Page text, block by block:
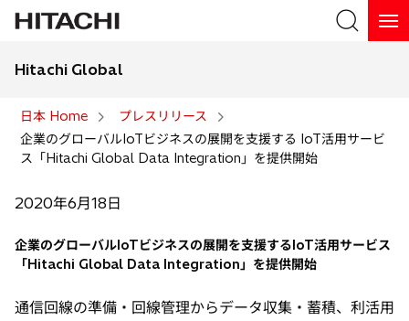
検索
Hitachi Global
日本 Home
プレスリリース
企業のグローバルIoTビジネスの展開を支援する IoT活用サービ
ス「Hitachi Global Data Integration」を提供開始
2020年6月18日
企業のグローバルIoTビジネスの展開を支援するIoT活用サービス
「Hitachi Global Data Integration」を提供開始
通信回線の準備・回線管理からデータ収集・蓄積、利活用